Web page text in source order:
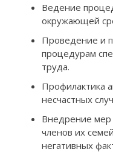
Ведение
окружающей
Проведение и
процедурам
труда.
Профилактика
несчастных
Внедрение мер
членов их
негативных